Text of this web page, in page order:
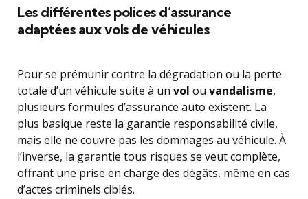
Les différentes polices d’assurance
adaptées aux vols de véhicules
Pour se prémunir contre la dégradation ou la perte
totale d’un véhicule suite à un vol ou vandalisme,
plusieurs formules d’assurance auto existent. La
plus basique reste la garantie responsabilité civile,
mais elle ne couvre pas les dommages au véhicule. À
l’inverse, la garantie tous risques se veut complète,
offrant une prise en charge des dégâts, même en cas
d’actes criminels ciblés.